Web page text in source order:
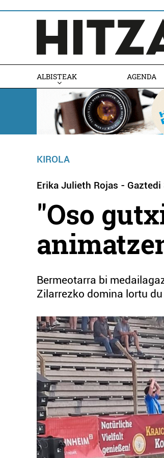
ALBISTEAK AGENDA
KIROLA
Erika Julieth Rojas -
"Oso
Bermeotarra bi
Zilarrezko domina lortu